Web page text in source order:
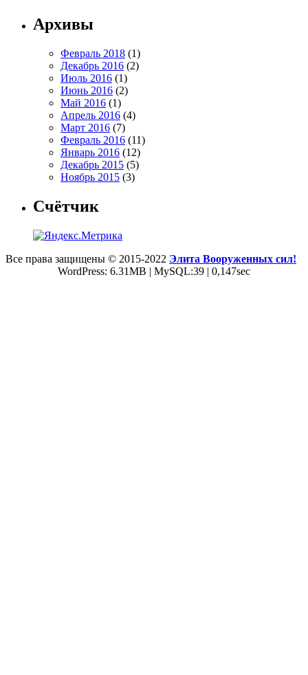
Архивы
Февраль 2018 (1)
Декабрь 2016 (2)
Июль 2016 (1)
Июнь 2016 (2)
Май 2016 (1)
Апрель 2016 (4)
Март 2016 (7)
Февраль 2016 (11)
Январь 2016 (12)
Декабрь 2015 (5)
Ноябрь 2015 (3)
Счётчик
Все права защищены © 2015-2022 Элита Вооруженных сил!
WordPress: 6.31MB | MySQL:39 | 0,147sec